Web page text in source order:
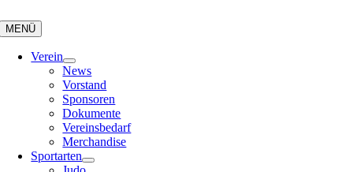
Inhalt
springen
MENÜ
Verein
News
Vorstand
Sponsoren
Dokumente
Vereinsbedarf
Merchandise
Sportarten